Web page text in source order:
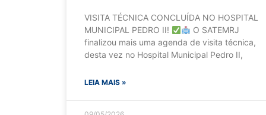
VISITA TÉCNICA CONCLUÍDA NO HOSPITAL
MUNICIPAL PEDRO II!
O SATEMRJ
finalizou mais uma agenda de visita técnica,
desta vez no Hospital Municipal Pedro II,
LEIA MAIS »